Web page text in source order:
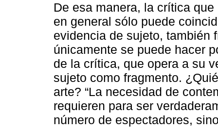
De esa manera, la crítica
en general sólo puede
evidencia de sujeto, también
únicamente se puede hacer
de la crítica, que opera a su
sujeto como fragmento.
arte? “La necesidad de
requieren para ser
número de espectadores,